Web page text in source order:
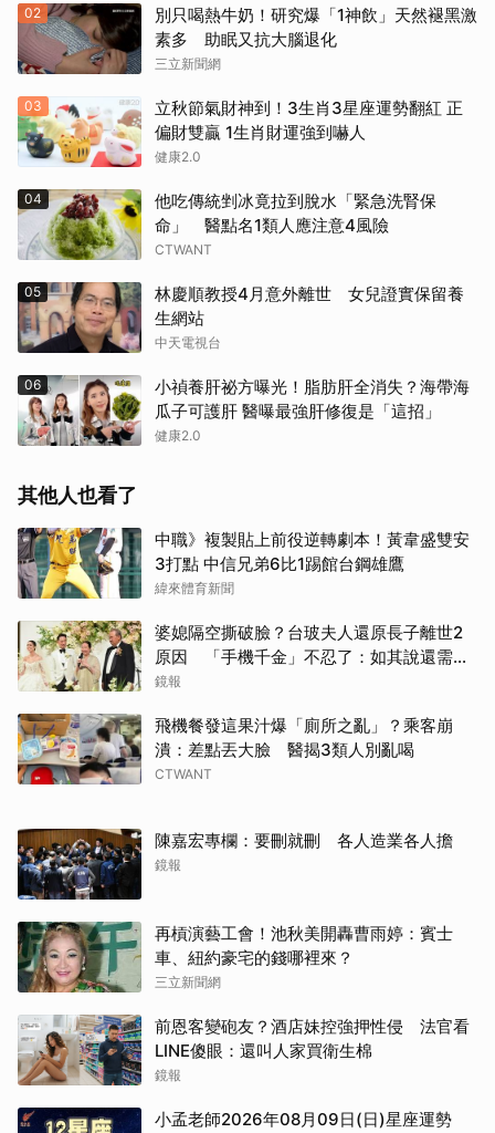
02
別只喝熱牛奶！研究爆「1神飲」天然褪黑激
素多 助眠又抗大腦退化
三立新聞網
03
立秋節氣財神到！3生肖3星座運勢翻紅 正
偏財雙贏 1生肖財運強到嚇人
健康2.0
04
他吃傳統剉冰竟拉到脫水「緊急洗腎保
命」 醫點名1類人應注意4風險
CTWANT
05
林慶順教授4月意外離世 女兒證實保留養
生網站
中天電視台
06
小禎養肝祕方曝光！脂肪肝全消失？海帶海
瓜子可護肝 醫曝最強肝修復是「這招」
健康2.0
其他人也看了
中職》複製貼上前役逆轉劇本！黃韋盛雙安
3打點 中信兄弟6比1踢館台鋼雄鷹
緯來體育新聞
婆媳隔空撕破臉？台玻夫人還原長子離世2
原因 「手機千金」不忍了：如其說還需要
離開嗎？
鏡報
飛機餐發這果汁爆「廁所之亂」？乘客崩
潰：差點丟大臉 醫揭3類人別亂喝
CTWANT
陳嘉宏專欄：要刪就刪 各人造業各人擔
鏡報
再槓演藝工會！池秋美開轟曹雨婷：賓士
車、紐約豪宅的錢哪裡來？
三立新聞網
前恩客變砲友？酒店妹控強押性侵 法官看
LINE傻眼：還叫人家買衛生棉
鏡報
小孟老師2026年08月09日(日)星座運勢